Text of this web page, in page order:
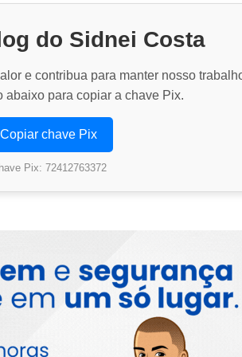
do Sidnei Costa
e contribua para manter nosso
abaixo para copiar a chave Pix.
Copiar chave Pix
Pix: 72412763372